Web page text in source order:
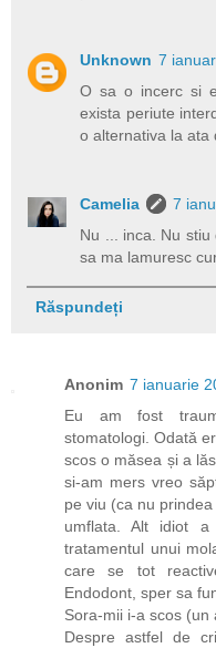
Unknown 7
O sa o incerc si
exista periute
o alternativa la ata
Camelia
7
Nu ... inca. Nu
sa ma lamuresc
Răspundeți
Anonim 7 ianuarie
Eu am fost
stomatologi. Odată
scos o măsea și a
si-am mers vreo
pe viu (ca nu
umflata. Alt idiot
tratamentul unui
care se tot
Endodont, sper sa
Sora-mii i-a scos (un
Despre astfel de